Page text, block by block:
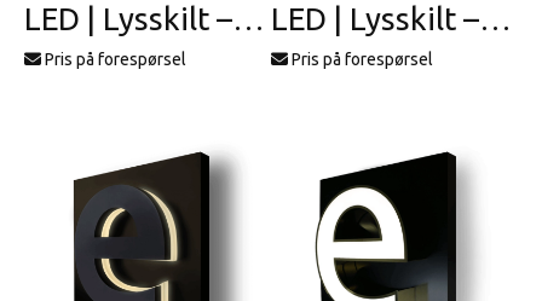
LED | Lysskilt – profil 17
Pris på forespørsel
LED | Lysskilt – profil 18
Pris på forespørsel